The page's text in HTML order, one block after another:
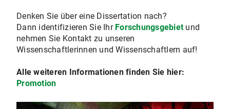
Denken Sie über eine Dissertation nach?
Dann identifizieren Sie Ihr Forschungsgebietund
nehmen Sie Kontakt zu unseren
Wissenschaftlerinnen und Wissenschaftlern auf!
Alle weiteren Informationen finden Sie hier:
Promotion